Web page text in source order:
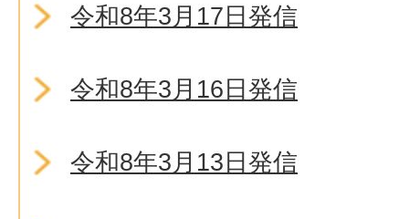
令和8年3月17日発信
令和8年3月16日発信
令和8年3月13日発信